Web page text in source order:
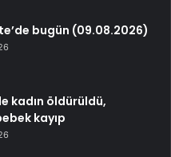
bugün (09.08.2026)
kadın öldürüldü,
kayıp